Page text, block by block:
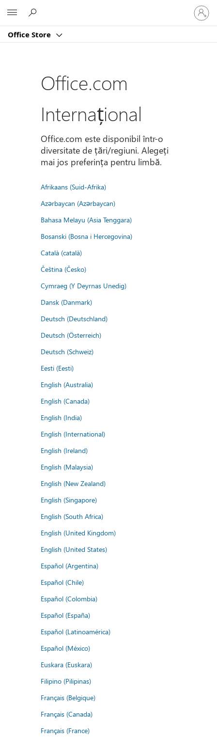
Office Store
vă
la
dvs.
Office.com
Internațional
Office.com este disponibil într-o
diversitate de țări/regiuni. Alegeți
mai jos preferința pentru limbă.
Afrikaans (Suid-Afrika)
Azərbaycan (Azərbaycan)
Bahasa Melayu (Asia Tenggara)
Bosanski (Bosna i Hercegovina)
Català (català)
Čeština (Česko)
Cymraeg (Y Deyrnas Unedig)
Dansk (Danmark)
Deutsch (Deutschland)
Deutsch (Österreich)
Deutsch (Schweiz)
Eesti (Eesti)
English (Australia)
English (Canada)
English (India)
English (International)
English (Ireland)
English (Malaysia)
English (New Zealand)
English (Singapore)
English (South Africa)
English (United Kingdom)
English (United States)
Español (Argentina)
Español (Chile)
Español (Colombia)
Español (España)
Español (Latinoamérica)
Español (México)
Euskara (Euskara)
Filipino (Pilipinas)
Français (Belgique)
Français (Canada)
Français (France)